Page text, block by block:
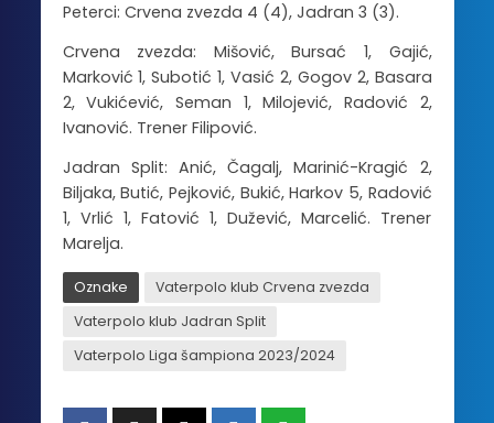
Peterci: Crvena zvezda 4 (4), Jadran 3 (3).
Crvena zvezda: Mišović, Bursać 1, Gajić,
Marković 1, Subotić 1, Vasić 2, Gogov 2, Basara
2, Vukićević, Seman 1, Milojević, Radović 2,
Ivanović. Trener Filipović.
Jadran Split: Anić, Čagalj, Marinić-Kragić 2,
Biljaka, Butić, Pejković, Bukić, Harkov 5, Radović
1, Vrlić 1, Fatović 1, Dužević, Marcelić. Trener
Marelja.
Oznake
Vaterpolo klub Crvena zvezda
Vaterpolo klub Jadran Split
Vaterpolo Liga šampiona 2023/2024